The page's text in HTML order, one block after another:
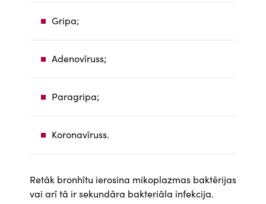
Gripa;
Adenovīruss;
Paragripa;
Koronavīruss.
Retāk bronhītu ierosina mikoplazmas baktērijas
vai arī tā ir sekundāra bakteriāla infekcija.